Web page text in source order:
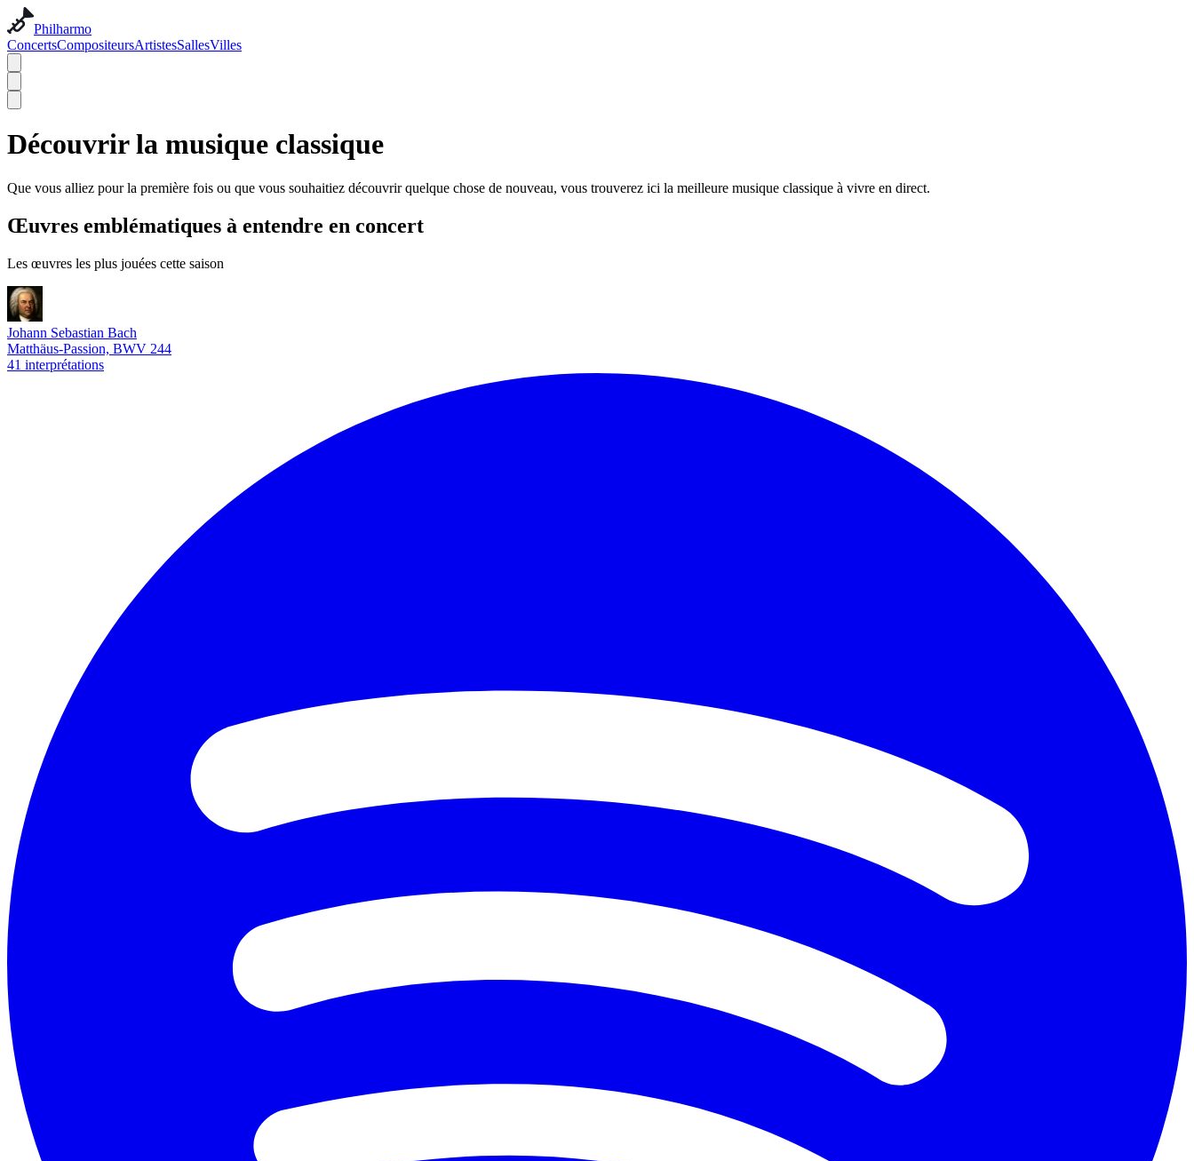
Philharmo
ConcertsCompositeursArtistesSallesVilles
Découvrir la musique classique
Que vous alliez pour la première fois ou que vous souhaitiez découvrir quelque chose de nouveau, vous trouverez ici la meilleure musique classique à vivre en direct.
Œuvres emblématiques à entendre en concert
Les œuvres les plus jouées cette saison
Johann Sebastian Bach
Matthäus-Passion, BWV 244
41 interprétations